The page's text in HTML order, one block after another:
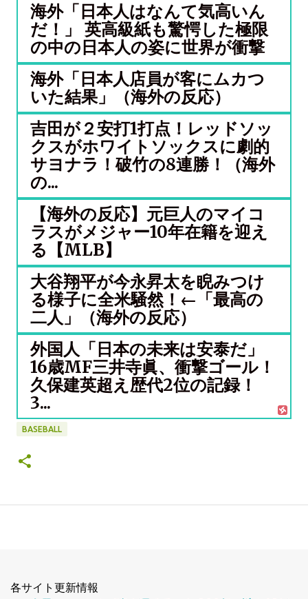
海外「日本人はなんて気高いん
だ！」 英高級紙も驚愕した極限
の中の日本人の姿に世界が衝撃
海外「日本人店員が客にムカつ
いた結果」（海外の反応）
吉田が２安打1打点！レッドソッ
クスがホワイトソックスに劇的
サヨナラ！破竹の8連勝！（海外
の...
【海外の反応】元巨人のマイコ
ラスがメジャー10年在籍を迎え
る【MLB】
大谷翔平が今永昇太を睨みつけ
る様子に全米騒然！←「最高の
二人」（海外の反応）
外国人「日本の未来は安泰だ」
16歳MF三井寺眞、衝撃ゴール！
久保建英超え歴代2位の記録！
3...
BASEBALL
各サイト更新情報